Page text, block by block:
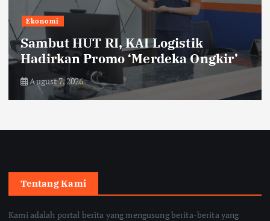
Ekonomi
Sambut HUT RI, KAI Logistik
Hadirkan Promo ‘Merdeka Ongkir’
August 7, 2026
Tentang Kami
Kami adalah portal berita yang mengusung berita-berita yang